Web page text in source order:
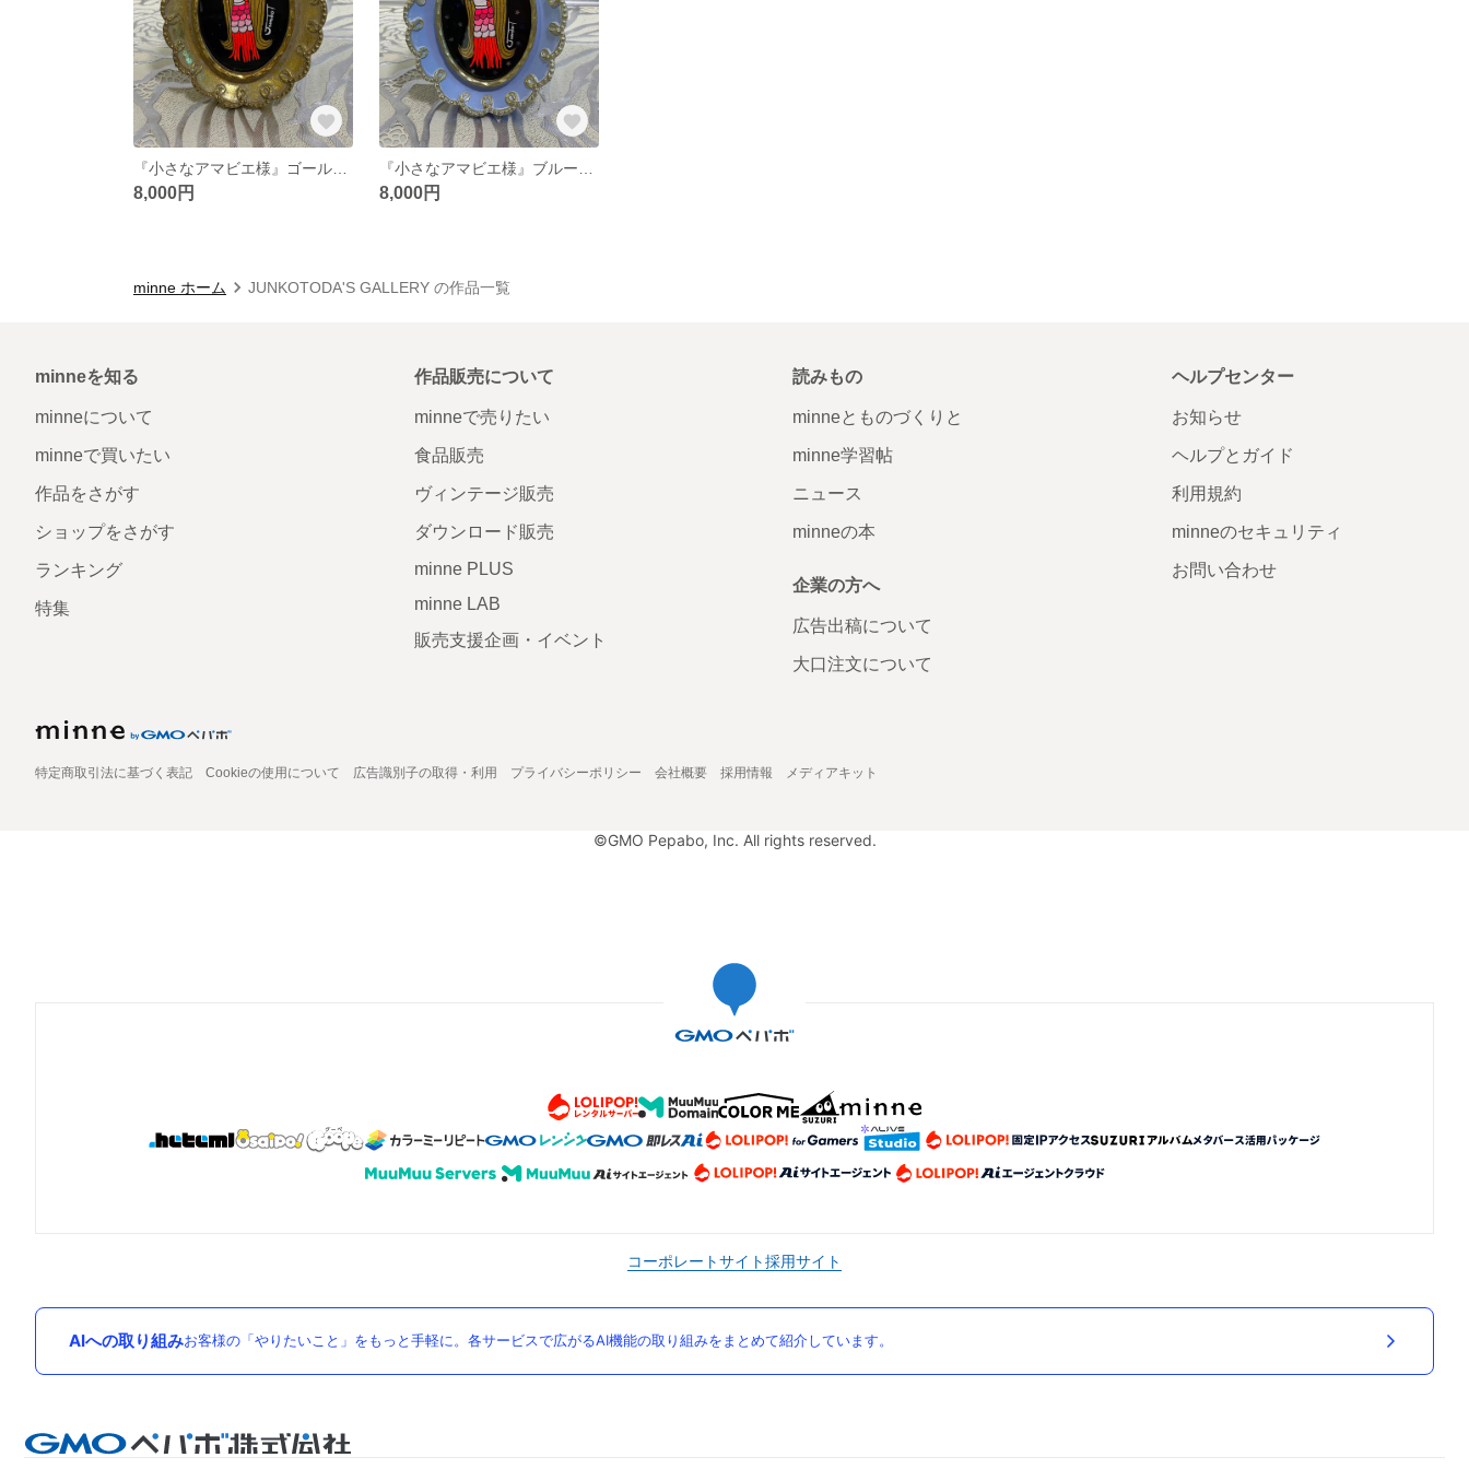
8,000円 8,000円
minne ホーム JUNKOTODA'S GALLERY の作品一覧
minneを知る
minneについて
minneで買いたい
作品をさがす
ショップをさがす
ランキング
特集
作品販売について
minneで売りたい
食品販売
ヴィンテージ販売
ダウンロード販売
minne PLUS
minne LAB
販売支援企画・イベント
読みもの
minneとものづくりと
minne学習帖
ニュース
minneの本
企業の方へ
広告出稿について
大口注文について
ヘルプセンター
お知らせ
ヘルプとガイド
利用規約
minneのセキュリティ
お問い合わせ
特定商取引法に基づく表記 Cookieの使用について 広告識別子の取得・利用 プライバシーポリシー 会社概要 採用情報 メディアキット
©GMO Pepabo, Inc. All rights reserved.
コーポレートサイト採用サイト
AIへの取り組みお客様の「やりたいこと」をもっと手軽に。各サービスで広がるAI機能の取り組みをまとめて紹介しています。